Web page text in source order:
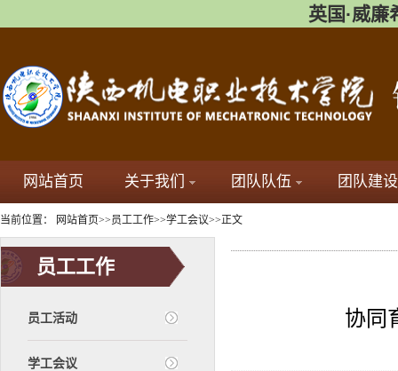
英国·威
网站首页 关于我们 团队队伍 团队建设
当前位置： 网站首页>>员工工作>>学工会议>>正文
员工工作
员工活动
学工会议
协同